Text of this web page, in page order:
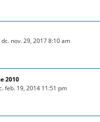
dc. nov. 29, 2017 8:10 am
2010
feb. 19, 2014 11:51 pm